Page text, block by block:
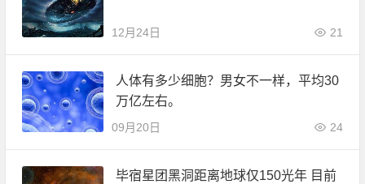
12月24日 21
人体有多少细胞？男女不一样，平均30
万亿左右。
09月20日 24
毕宿星团黑洞距离地球仅150光年 目前